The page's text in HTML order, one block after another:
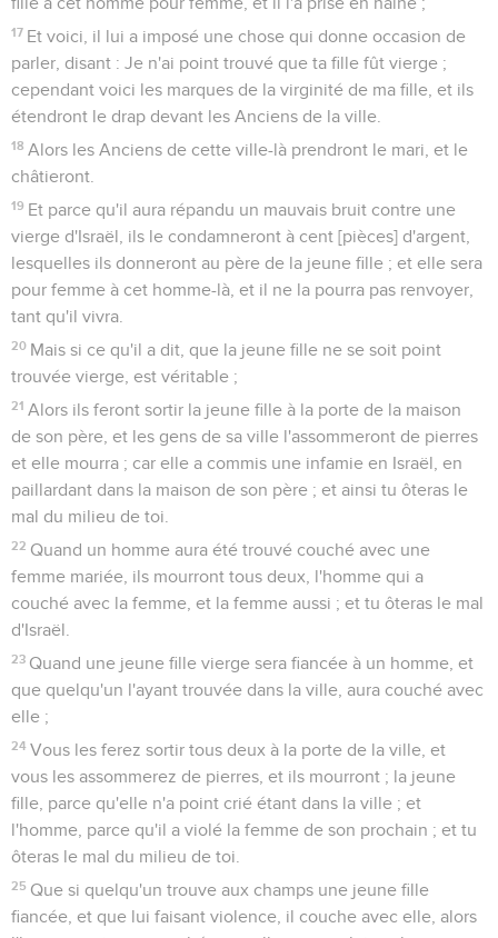
17 Et voici, il lui a imposé une chose qui donne occasion de
parler, disant : Je n'ai point trouvé que ta fille fût vierge ;
cependant voici les marques de la virginité de ma fille, et ils
étendront le drap devant les Anciens de la ville.
18 Alors les Anciens de cette ville-là prendront le mari, et le
châtieront.
19 Et parce qu'il aura répandu un mauvais bruit contre une
vierge d'Israël, ils le condamneront à cent [pièces] d'argent,
lesquelles ils donneront au père de la jeune fille ; et elle sera
pour femme à cet homme-là, et il ne la pourra pas renvoyer,
tant qu'il vivra.
20 Mais si ce qu'il a dit, que la jeune fille ne se soit point
trouvée vierge, est véritable ;
21 Alors ils feront sortir la jeune fille à la porte de la maison
de son père, et les gens de sa ville l'assommeront de pierres
et elle mourra ; car elle a commis une infamie en Israël, en
paillardant dans la maison de son père ; et ainsi tu ôteras le
mal du milieu de toi.
22 Quand un homme aura été trouvé couché avec une
femme mariée, ils mourront tous deux, l'homme qui a
couché avec la femme, et la femme aussi ; et tu ôteras le mal
d'Israël.
23 Quand une jeune fille vierge sera fiancée à un homme, et
que quelqu'un l'ayant trouvée dans la ville, aura couché avec
elle ;
24 Vous les ferez sortir tous deux à la porte de la ville, et
vous les assommerez de pierres, et ils mourront ; la jeune
fille, parce qu'elle n'a point crié étant dans la ville ; et
l'homme, parce qu'il a violé la femme de son prochain ; et tu
ôteras le mal du milieu de toi.
25 Que si quelqu'un trouve aux champs une jeune fille
fiancée, et que lui faisant violence, il couche avec elle, alors